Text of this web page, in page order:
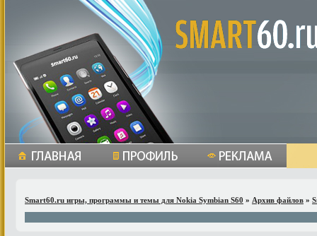
Smart60.ru игры, программы и темы для Nokia Symbian S60 » Архив файлов »